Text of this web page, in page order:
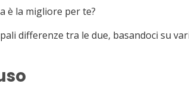
è la migliore per te?
differenze tra le due, basandoci su